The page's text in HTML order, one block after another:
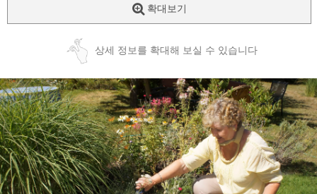
확대보기
상세 정보를 확대해 보실 수 있습니다